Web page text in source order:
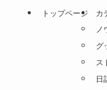
トップページ
カ
ノ
グ
ス
日